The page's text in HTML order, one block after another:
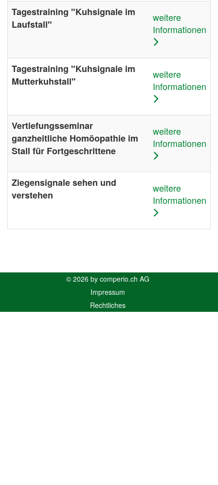
Tagestraining "Kuhsignale im
Laufstall"
weitere
Informationen
Tagestraining "Kuhsignale im
Mutterkuhstall"
weitere
Informationen
Vertiefungsseminar
ganzheitliche Homöopathie im
Stall für Fortgeschrittene
weitere
Informationen
Ziegensignale sehen und
verstehen
weitere
Informationen
© 2026 by comperio.ch AG
Impressum
Rechtliches